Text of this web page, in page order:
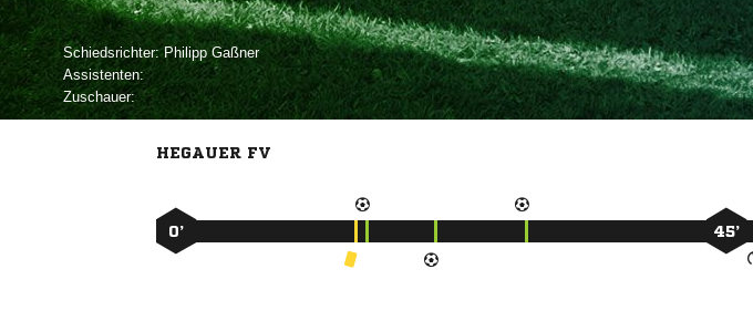
Schiedsrichter: 
Assistenten:
Zuschauer:
HEGAUER FV
0’ 45’